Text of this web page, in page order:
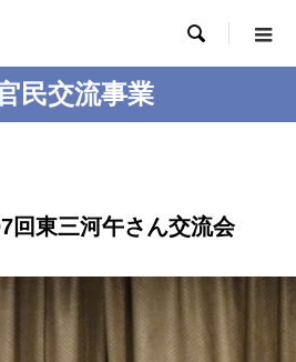

民交流事業
東三河午さん交流会